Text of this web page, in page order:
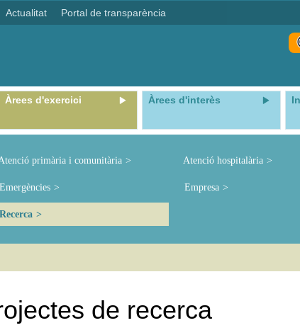
Actualitat Portal de transparència
Àrees d'exercici Àrees d'interès
primària i comunitària Atenció hospitalària
Emergències Empresa
Recerca
de recerca